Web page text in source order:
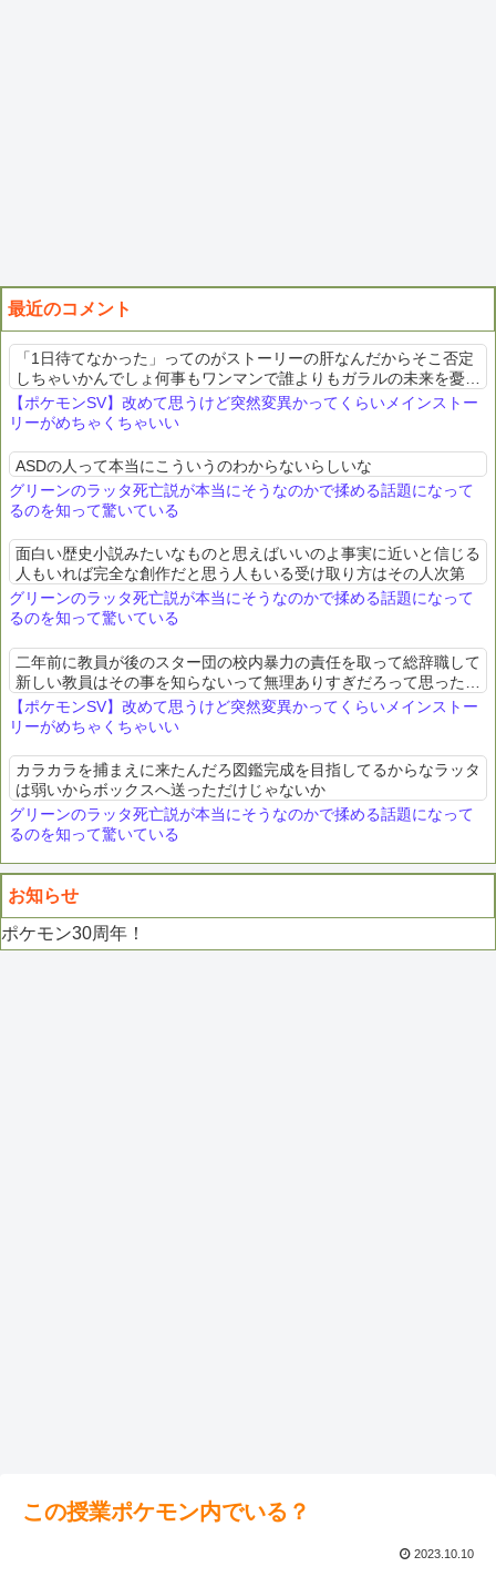
最近のコメント
「1日待てなかった」ってのがストーリーの肝なんだからそこ否定
しちゃいかんでしょ何事もワンマンで誰よりもガラルの未来を憂て
いた人が狂ってしまう話なんだから
【ポケモンSV】改めて思うけど突然変異かってくらいメインストー
リーがめちゃくちゃいい
ASDの人って本当にこういうのわからないらしいな
グリーンのラッタ死亡説が本当にそうなのかで揉める話題になって
るのを知って驚いている
面白い歴史小説みたいなものと思えばいいのよ事実に近いと信じる
人もいれば完全な創作だと思う人もいる受け取り方はその人次第
グリーンのラッタ死亡説が本当にそうなのかで揉める話題になって
るのを知って驚いている
二年前に教員が後のスター団の校内暴力の責任を取って総辞職して
新しい教員はその事を知らないって無理ありすぎだろって思った。
在校生とその保護者の口がどんだけ固いんや
【ポケモンSV】改めて思うけど突然変異かってくらいメインストー
リーがめちゃくちゃいい
カラカラを捕まえに来たんだろ図鑑完成を目指してるからなラッタ
は弱いからボックスへ送っただけじゃないか
グリーンのラッタ死亡説が本当にそうなのかで揉める話題になって
るのを知って驚いている
お知らせ
ポケモン30周年！
この授業ポケモン内でいる？
2023.10.10